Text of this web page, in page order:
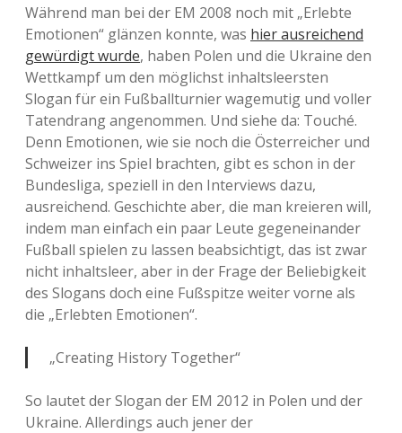
Während man bei der EM 2008 noch mit „Erlebte
Emotionen“ glänzen konnte, was hier ausreichend
gewürdigt wurde, haben Polen und die Ukraine den
Wettkampf um den möglichst inhaltsleersten
Slogan für ein Fußballturnier wagemutig und voller
Tatendrang angenommen. Und siehe da: Touché.
Denn Emotionen, wie sie noch die Österreicher und
Schweizer ins Spiel brachten, gibt es schon in der
Bundesliga, speziell in den Interviews dazu,
ausreichend. Geschichte aber, die man kreieren will,
indem man einfach ein paar Leute gegeneinander
Fußball spielen zu lassen beabsichtigt, das ist zwar
nicht inhaltsleer, aber in der Frage der Beliebigkeit
des Slogans doch eine Fußspitze weiter vorne als
die „Erlebten Emotionen“.
„Creating History Together“
So lautet der Slogan der EM 2012 in Polen und der
Ukraine. Allerdings auch jener der